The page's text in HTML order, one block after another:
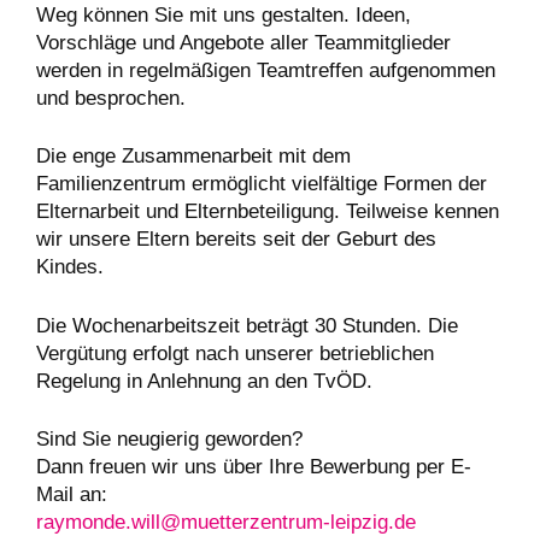
Weg können Sie mit uns gestalten. Ideen,
Vorschläge und Angebote aller Teammitglieder
werden in regelmäßigen Teamtreffen aufgenommen
und besprochen.
Die enge Zusammenarbeit mit dem
Familienzentrum ermöglicht vielfältige Formen der
Elternarbeit und Elternbeteiligung. Teilweise kennen
wir unsere Eltern bereits seit der Geburt des
Kindes.
Die Wochenarbeitszeit beträgt 30 Stunden. Die
Vergütung erfolgt nach unserer betrieblichen
Regelung in Anlehnung an den TvÖD.
Sind Sie neugierig geworden?
Dann freuen wir uns über Ihre Bewerbung per E-
Mail an:
raymonde.will@muetterzentrum-leipzig.de